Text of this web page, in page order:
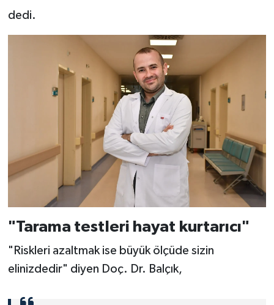
dedi.
"Tarama testleri hayat kurtarıcı"
"Riskleri azaltmak ise büyük ölçüde sizin
elinizdedir" diyen Doç. Dr. Balçık,